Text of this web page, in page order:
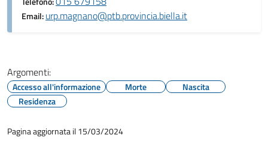
Email:urp.magnano@ptb.provincia.biella.it
Argomenti:
Accesso all'informazione Morte
Nascita
Residenza
Pagina aggiornata il 15/03/2024